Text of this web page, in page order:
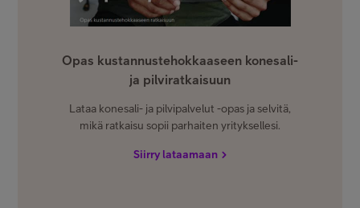
Opas kustannustehokkaaseen konesali-
ja pilviratkaisuun
Lataa konesali- ja pilvipalvelut -opas ja selvitä,
mikä ratkaisu sopii parhaiten yrityksellesi.
Siirry lataamaan